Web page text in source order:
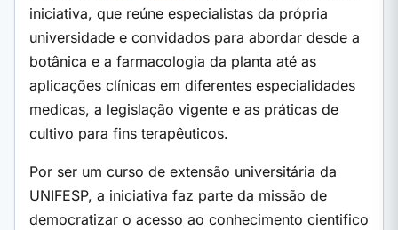
iniciativa, que reúne especialistas da própria
universidade e convidados para abordar desde a
botânica e a farmacologia da planta até as
aplicações clínicas em diferentes especialidades
medicas, a legislação vigente e as práticas de
cultivo para fins terapêuticos.
Por ser um curso de extensão universitária da
UNIFESP, a iniciativa faz parte da missão de
democratizar o acesso ao conhecimento cientifico